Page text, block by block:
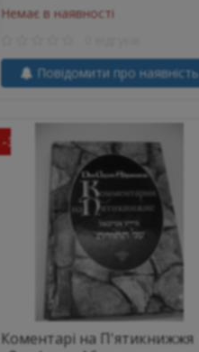
Немає в наявності
Повідомити про наявність
-30%
Коментарі на П'ятикнижжя